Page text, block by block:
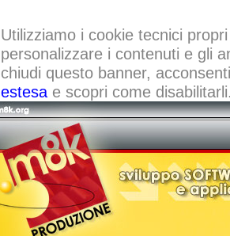
Utilizziamo i cookie tecnici
personalizzare i contenuti e gli
chiudi questo banner,
estesae scopri come